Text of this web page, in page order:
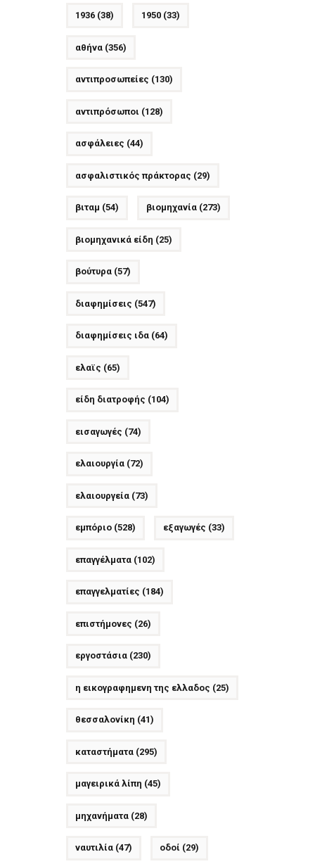
1936(38) 1950(33)
αθήνα(356)
αντιπροσωπείες (130)
αντιπρόσωποι (128)
ασφάλειες (44)
ασφαλιστικός πράκτορας (29)
βιταμ (54) βιομηχανία(273)
βιομηχανικά είδη (25)
βούτυρα(57)
διαφημίσεις (547)
διαφημίσεις ιδα(64)
ελαϊς (65)
είδη διατροφής (104)
εισαγωγές (74)
ελαιουργία(72)
ελαιουργεία(73)
εμπόριο(528) εξαγωγές (33)
επαγγέλματα(102)
επαγγελματίες (184)
επιστήμονες (26)
εργοστάσια(230)
η εικογραφημενη της ελλαδος (25)
θεσσαλονίκη (41)
καταστήματα(295)
μαγειρικά λίπη (45)
μηχανήματα(28)
ναυτιλία(47) οδοί (29)